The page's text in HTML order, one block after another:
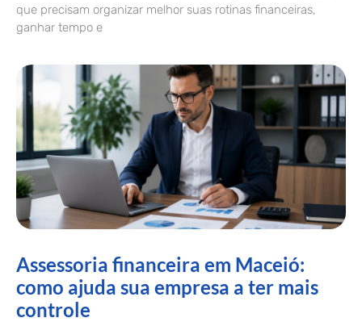
que precisam organizar melhor suas rotinas financeiras,
ganhar tempo e
Assessoria financeira em Maceió:
como ajuda sua empresa a ter mais
controle